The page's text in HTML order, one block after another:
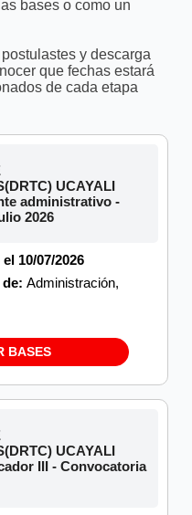
bases o como un
y descarga
que fechas estará
de cada etapa
UCAYALI
administrativo -
2026
10/07/2026
Administración,
BASES
UCAYALI
III - Convocatoria